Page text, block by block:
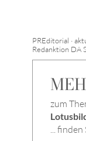
PREditorial ·
Redanktion DA
zum
...